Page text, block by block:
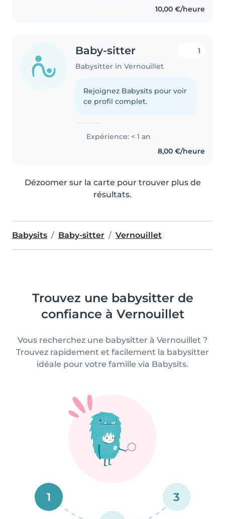
10,00 €/heure
Baby-sitter
Babysitter in Vernouillet
1
Rejoignez Babysits pour voir
ce profil complet.
Expérience: < 1 an
8,00 €/heure
Dézoomer sur la carte pour trouver plus de
résultats.
Babysits Baby-sitter Vernouillet
Trouvez une babysitter de
confiance à Vernouillet
Vous recherchez une babysitter à Vernouillet ?
Trouvez rapidement et facilement la babysitter
idéale pour votre famille via Babysits.
1 3